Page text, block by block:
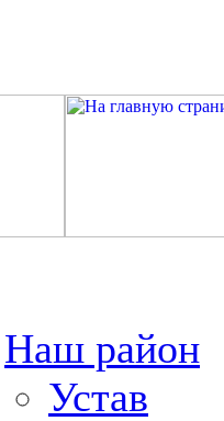
Наш район
Устав